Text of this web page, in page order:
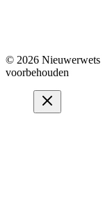
© 2026 Nieuwerwets
voorbehouden